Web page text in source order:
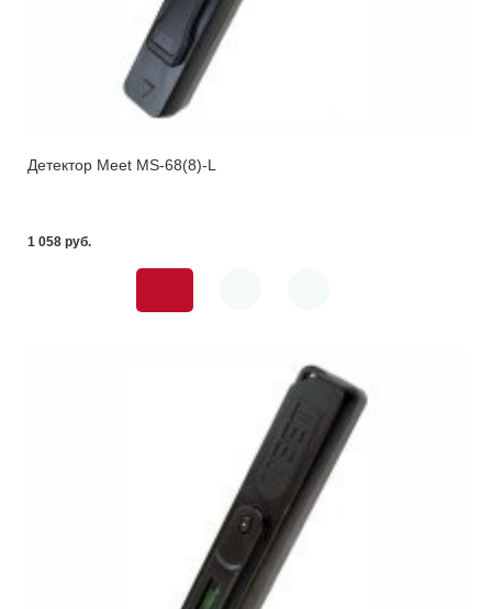
Детектор Meet MS-68(8)-L
1 058 pуб.